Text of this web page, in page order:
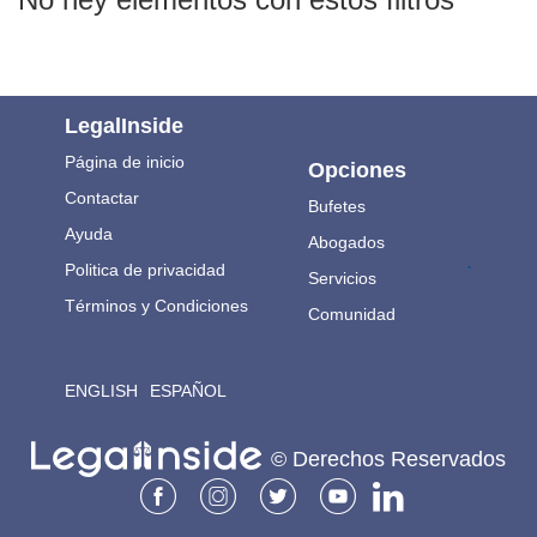
LegalInside
Página de inicio
Contactar
Ayuda
Politica de privacidad
Términos y Condiciones
ENGLISH ESPAÑOL
Opciones
Bufetes
Abogados
Servicios
Comunidad
.
© Derechos Reservados